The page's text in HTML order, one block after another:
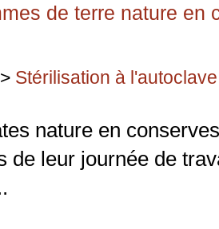
de terre nature en
Stérilisation à l'autoclave
nature en
de leur journée de